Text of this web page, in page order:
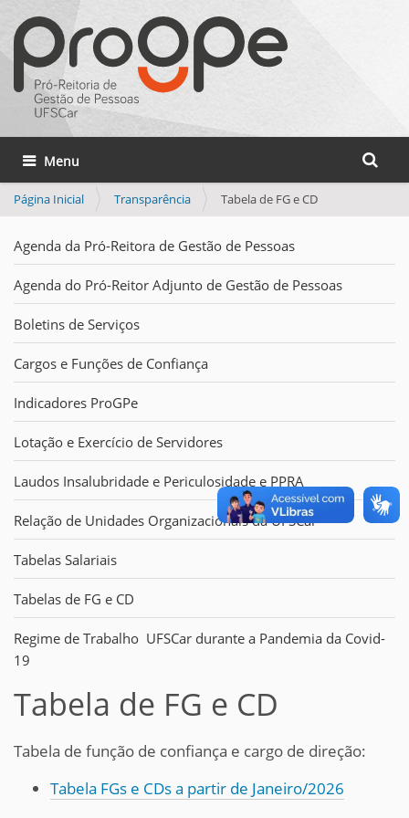
Busca
Busca
Toggle navigation
Página Inicial Transparência Tabela de FG e CD
Agenda da Pró-Reitora de Gestão de Pessoas
Agenda do Pró-Reitor Adjunto de Gestão de Pessoas
Boletins de Serviços
Cargos e Funções de Confiança
Indicadores ProGPe
Lotação e Exercício de Servidores
Laudos Insalubridade e Periculosidade e PPRA
Relação de Unidades Organizacionais da UFSCar
Tabelas Salariais
Tabelas de FG e CD
Regime de Trabalho UFSCar durante a Pandemia da Covid-
19
Tabela de FG e CD
Tabela de função de confiança e cargo de direção:
Tabela FGs e CDs a partir de Janeiro/2026